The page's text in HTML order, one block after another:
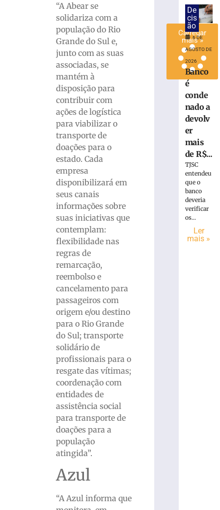
“A Abear se
solidariza com a
população do Rio
Grande do Sul e,
junto com as suas
associadas, se
mantém à
disposição para
contribuir com
ações de logística
para viabilizar o
transporte de
doações para o
estado. Cada
empresa
disponibilizará em
seus canais
informações sobre
suas iniciativas que
contemplam:
flexibilidade nas
regras de
remarcação,
reembolso e
cancelamento para
passageiros com
origem e/ou destino
para o Rio Grande
do Sul; transporte
solidário de
profissionais para o
resgate das vítimas;
coordenação com
entidades de
assistência social
para transporte de
doações para a
população
atingida”.
Azul
“A Azul informa que
Carregar
mais »
De
cis
ão
6 DE
AGOSTO DE
2026
Banco
é
conde
nado a
devolv
er
mais
de R$...
TJSC
entendeu
que o
banco
deveria
verificar
os...
Ler
mais »